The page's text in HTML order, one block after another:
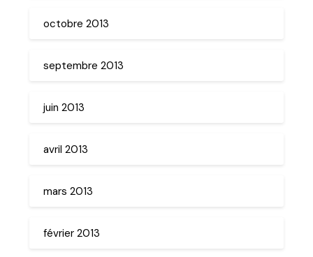
octobre 2013
septembre 2013
juin 2013
avril 2013
mars 2013
février 2013